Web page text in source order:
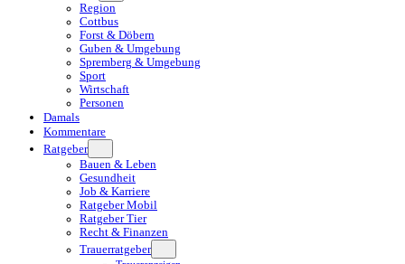
Region
Cottbus
Forst & Döbern
Guben & Umgebung
Spremberg & Umgebung
Sport
Wirtschaft
Personen
Damals
Kommentare
Ratgeber
Bauen & Leben
Gesundheit
Job & Karriere
Ratgeber Mobil
Ratgeber Tier
Recht & Finanzen
Trauerratgeber